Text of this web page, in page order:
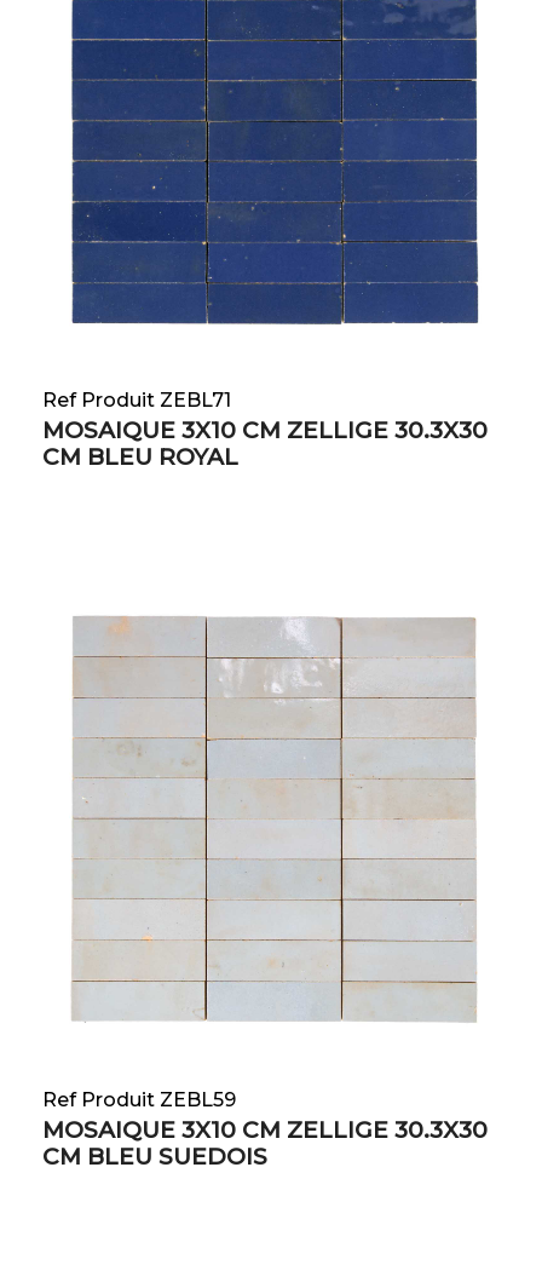
Ref Produit ZEBL71
MOSAIQUE 3X10 CM ZELLIGE 30.3X30
CM BLEU ROYAL
Ref Produit ZEBL59
MOSAIQUE 3X10 CM ZELLIGE 30.3X30
CM BLEU SUEDOIS